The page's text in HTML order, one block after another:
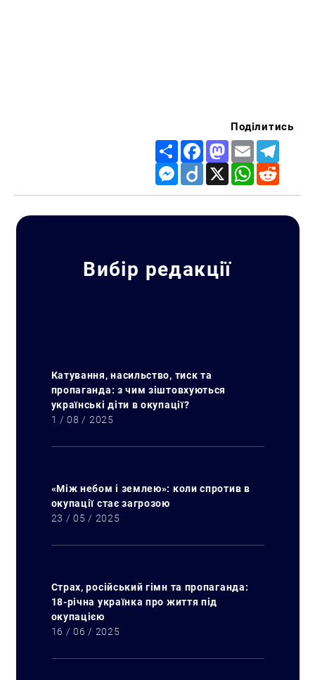
Поділитись
Share FacebookMastodon
Email
Messenger
Diigo X WhatsApp
Вибір редакції
Катування, насильство, тиск та
пропаганда: з чим зіштовхуються
українські діти в окупації?
1 / 08 / 2025
«Між небом і землею»: коли спротив в
окупації стає загрозою
23 / 05 / 2025
Страх, російський гімн та пропаганда:
18-річна українка про життя під
окупацією
16 / 06 / 2025